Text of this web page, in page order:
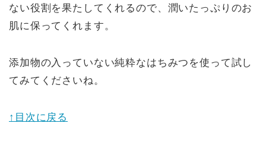
ない役割を果たしてくれるので、潤いたっぷりのお
肌に保ってくれます。
添加物の入っていない純粋なはちみつを使って試し
てみてくださいね。
↑目次に戻る